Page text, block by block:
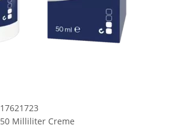
17621723
50 Milliliter Creme